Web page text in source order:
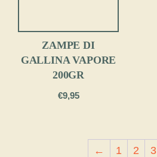
ZAMPE DI
GALLINA VAPORE
200GR
€9,95
← 1 2 3